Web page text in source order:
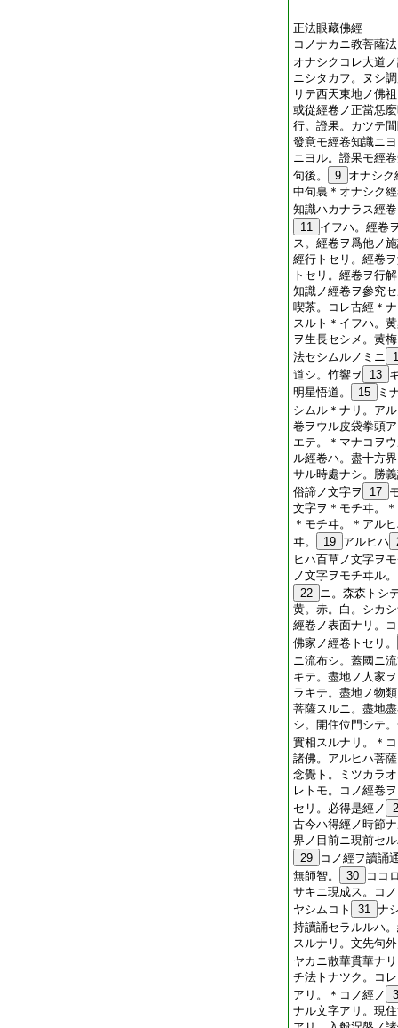
正法眼藏佛經
コノナカニ教菩薩
オナシクコレ大道
ニシタカフ。ヌシ
リテ西天東地ノ佛
或從經卷ノ正當恁
行。證果。カツテ
發意モ經卷知識ニ
ニヨル。證果モ經
句後。
9 オナシ
中句裏＊オナシク
知識ハカナラス經
11 イフハ。經卷
ス。經卷ヲ爲他ノ
經行トセリ。經卷
トセリ。經卷ヲ行
知識ノ經卷ヲ參究
喫茶。コレ古經＊
スルト＊イフハ。
ヲ生長セシメ。黄
法セシムルノミニ
道シ。竹響ヲ
13
明星悟道。
15
ミ
シムル＊ナリ。ア
卷ヲウル皮袋拳頭
エテ。＊マナコヲ
ル經卷ハ。盡十方
サル時處ナシ。勝
俗諦ノ文字ヲ
17
文字ヲ＊モチヰ。
＊モチヰ。＊アル
ヰ。
19 アルヒハ
ヒハ百草ノ文字ヲ
ノ文字ヲモチヰル
22 ニ。森森トシ
黄。赤。白。シカ
經卷ノ表面ナリ。
佛家ノ經卷トセリ。
ニ流布シ。蓋國ニ
キテ。盡地ノ人家
ラキテ。盡地ノ物
菩薩スルニ。盡地
シ。開住位門シテ
實相スルナリ。＊
諸佛。アルヒハ菩
念覺ト。ミツカラ
レトモ。コノ經卷
セリ。必得是經ノ
古今ハ得經ノ時節
界ノ目前ニ現前セ
29
コノ經ヲ讀誦
無師智。
30
ココ
サキニ現成ス。コ
ヤシムコト
31 ナ
持讀誦セラルルハ
スルナリ。文先句
ヤカニ散華貫華ナ
チ法トナツク。コ
アリ。＊コノ經ノ
ナル文字アリ。現